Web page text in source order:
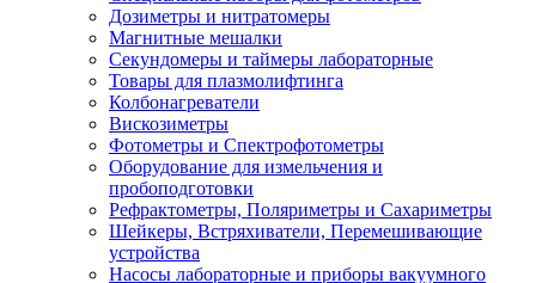
Дозиметры и нитратомеры
Магнитные мешалки
Секундомеры и таймеры лабораторные
Товары для плазмолифтинга
Колбонагреватели
Вискозиметры
Фотометры и Спектрофотометры
Оборудование для измельчения и
пробоподготовки
Рефрактометры, Поляриметры и Сахариметры
Шейкеры, Встряхиватели, Перемешивающие
устройства
Насосы лабораторные и приборы вакуумного